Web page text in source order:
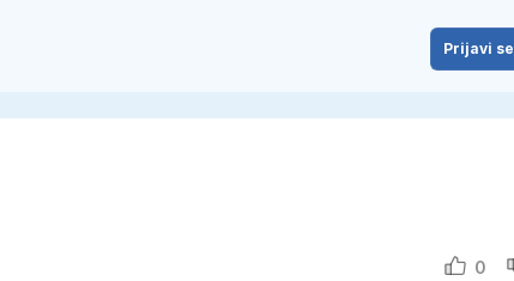
Prijavi se
0